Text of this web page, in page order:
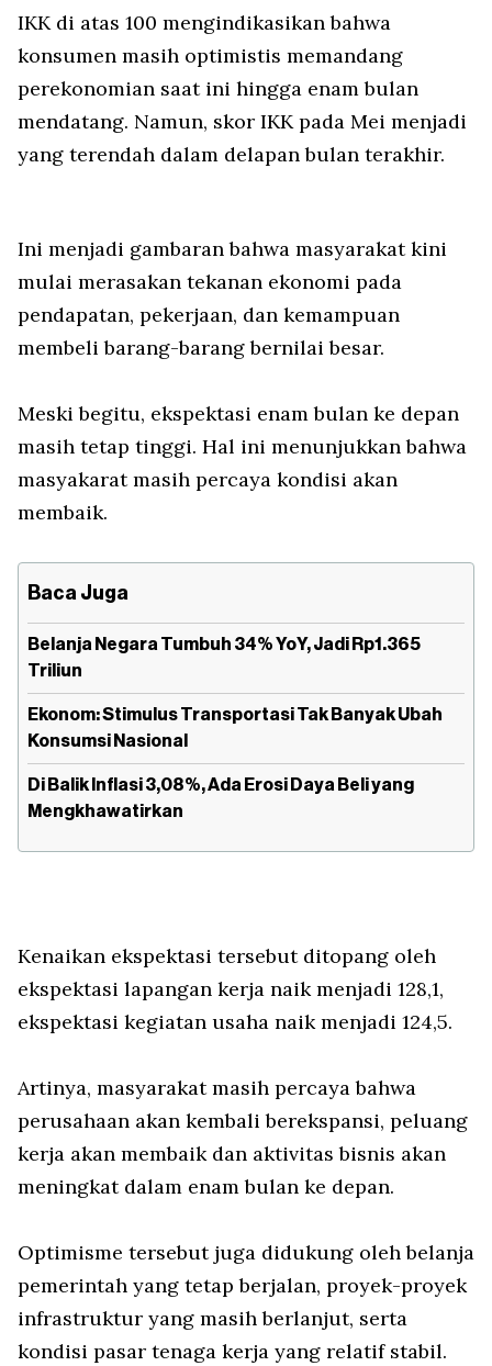
IKK di atas 100 mengindikasikan bahwa
konsumen masih optimistis memandang
perekonomian saat ini hingga enam bulan
mendatang. Namun, skor IKK pada Mei menjadi
yang terendah dalam delapan bulan terakhir.
Ini menjadi gambaran bahwa masyarakat kini
mulai merasakan tekanan ekonomi pada
pendapatan, pekerjaan, dan kemampuan
membeli barang-barang bernilai besar.
Meski begitu, ekspektasi enam bulan ke depan
masih tetap tinggi. Hal ini menunjukkan bahwa
masyakarat masih percaya kondisi akan
membaik.
Baca Juga
Belanja Negara Tumbuh 34% YoY, Jadi Rp1.365
Triliun
Ekonom: Stimulus Transportasi Tak Banyak Ubah
Konsumsi Nasional
Di Balik Inflasi 3,08%, Ada Erosi Daya Beli yang
Mengkhawatirkan
Kenaikan ekspektasi tersebut ditopang oleh
ekspektasi lapangan kerja naik menjadi 128,1,
ekspektasi kegiatan usaha naik menjadi 124,5.
Artinya, masyarakat masih percaya bahwa
perusahaan akan kembali berekspansi, peluang
kerja akan membaik dan aktivitas bisnis akan
meningkat dalam enam bulan ke depan.
Optimisme tersebut juga didukung oleh belanja
pemerintah yang tetap berjalan, proyek-proyek
infrastruktur yang masih berlanjut, serta
kondisi pasar tenaga kerja yang relatif stabil.